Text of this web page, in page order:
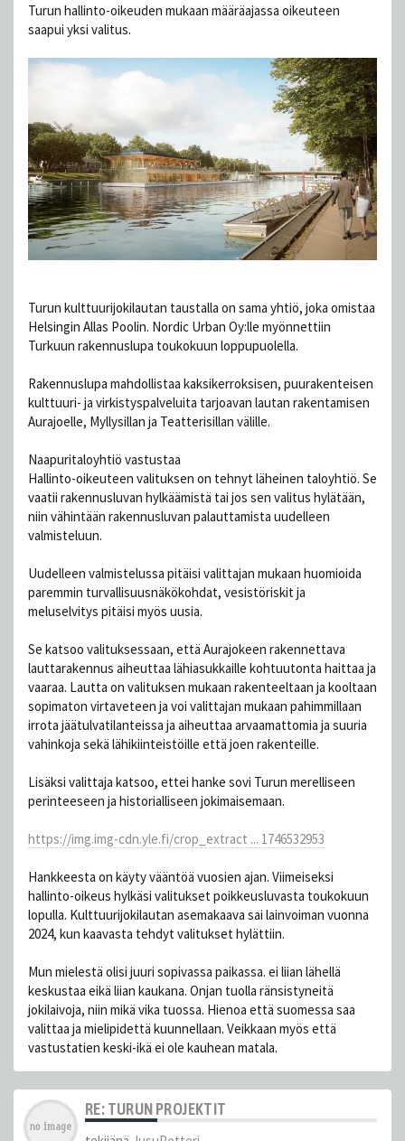
Turun hallinto-oikeuden mukaan määräajassa oikeuteen
saapui yksi valitus.
Turun kulttuuri­jokilautan taustalla on sama yhtiö, joka omistaa
Helsingin Allas Poolin. Nordic Urban Oy:lle myönnettiin
Turkuun rakennuslupa toukokuun loppupuolella.
Rakennuslupa mahdollistaa kaksikerroksisen, puurakenteisen
kulttuuri- ja virkistyspalveluita tarjoavan lautan rakentamisen
Aurajoelle, Myllysillan ja Teatterisillan välille.
Naapuritaloyhtiö vastustaa
Hallinto-oikeuteen valituksen on tehnyt läheinen taloyhtiö. Se
vaatii rakennusluvan hylkäämistä tai jos sen valitus hylätään,
niin vähintään rakennusluvan palauttamista uudelleen
valmisteluun.
Uudelleen valmistelussa pitäisi valittajan mukaan huomioida
paremmin turvallisuusnäkökohdat, vesistöriskit ja
meluselvitys pitäisi myös uusia.
Se katsoo valituksessaan, että Aurajokeen rakennettava
lauttarakennus aiheuttaa lähiasukkaille kohtuutonta haittaa ja
vaaraa. Lautta on valituksen mukaan rakenteeltaan ja kooltaan
sopimaton virtaveteen ja voi valittajan mukaan pahimmillaan
irrota jäätulvatilanteissa ja aiheuttaa arvaamattomia ja suuria
vahinkoja sekä lähikiinteistöille että joen rakenteille.
Lisäksi valittaja katsoo, ettei hanke sovi Turun merelliseen
perinteeseen ja historialliseen jokimaisemaan.
https://img.img-cdn.yle.fi/crop_extract ... 1746532953
Hankkeesta on käyty vääntöä vuosien ajan. Viimeiseksi
hallinto-oikeus hylkäsi valitukset poikkeusluvasta toukokuun
lopulla. Kulttuurijokilautan asemakaava sai lainvoiman vuonna
2024, kun kaavasta tehdyt valitukset hylättiin.
Mun mielestä olisi juuri sopivassa paikassa. ei liian lähellä
keskustaa eikä liian kaukana. Onjan tuolla ränsistyneitä
jokilaivoja, niin mikä vika tuossa. Hienoa että suomessa saa
valittaa ja mielipidettä kuunnellaan. Veikkaan myös että
vastustatien keski-ikä ei ole kauhean matala.
RE: TURUN PROJEKTIT